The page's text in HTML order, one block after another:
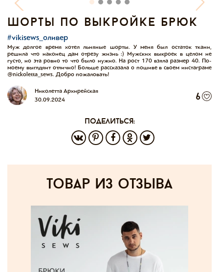
шорты по выкройке брюк
#vikisews_оливер
Муж долгое время хотел льняные шорты. У меня был остаток ткани,
решила что наконец дам отрезу жизнь :) Мужских выкроек в целом не
густо, но эта ровно то что было нужно. На рост 170 взяла размер 40. По-
моему выглдяит отлично! Больше рассказала о пошиве в своем инстаграме
@nickoletta_sews. Добро пожаловать!
Николетта Архирейская
30.09.2024
6
поделиться:
товар из отзыва